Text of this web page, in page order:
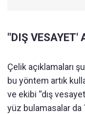
"DIŞ VESAYET'
Çelik açıklamaları
bu yöntem artık
ve ekibi “dış
yüz bulamasalar da